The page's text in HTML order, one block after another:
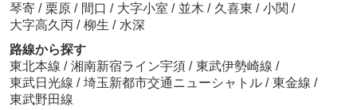
琴寄 / 栗原 / 間口 / 大字小室 / 並木 / 久喜東 / 小関 /
大字高久丙 / 柳生 / 水深
路線から探す
東北本線 / 湘南新宿ライン宇須 / 東武伊勢崎線 /
東武日光線 / 埼玉新都市交通ニューシャトル / 東金線 /
東武野田線